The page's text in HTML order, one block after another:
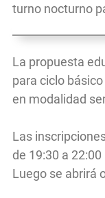
turno nocturno
La propuesta
para ciclo
en modalidad
Las
de 19:30 a
Luego se abrirá